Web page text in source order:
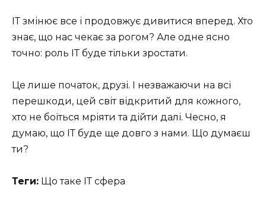
ІТ змінює все і продовжує дивитися вперед. Хто
знає, що нас чекає за рогом? Але одне ясно
точно: роль ІТ буде тільки зростати.
Це лише початок, друзі. І незважаючи на всі
перешкоди, цей світ відкритий для кожного,
хто не боїться мріяти та дійти далі. Чесно, я
думаю, що ІТ буде ще довго з нами. Що думаєш
ти?
Теги: Що таке ІТ сфера